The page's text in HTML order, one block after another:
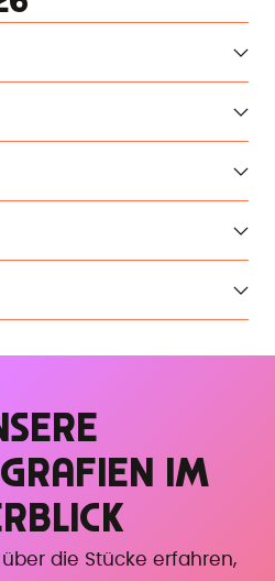
IM
die Stücke erfahren,